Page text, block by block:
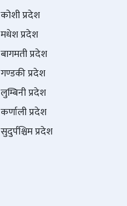
कोशी प्रदेश
मधेश प्रदेश
बागमती प्रदेश
गण्डकी प्रदेश
लुम्बिनी प्रदेश
कर्णाली प्रदेश
सुदुर्पश्चिम प्रदेश